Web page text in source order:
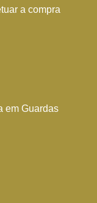
a compra
em Guardas